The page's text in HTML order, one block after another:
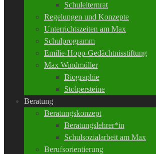
Schulelternrat
Regelungen und Konzepte
Unterrichtszeiten am Max
Schulprogramm
Emilie-Hopp-Gedächtnisstiftung
Max Windmüller
Biographie
Stolpersteine
Beratung
Beratungskonzept
Beratungslehrer*in
Schulsozialarbeit am Max
Berufsorientierung